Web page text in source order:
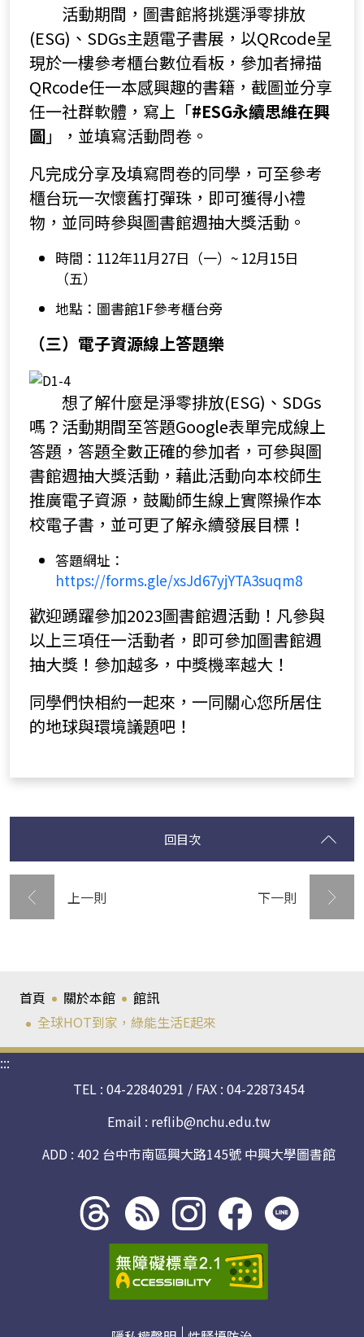
活動期間，圖書館將挑選淨零排放
(ESG)、SDGs主題電子書展，以QRcode呈
現於一樓參考櫃台數位看板，參加者掃描
QRcode任一本感興趣的書籍，截圖並分享
任一社群軟體，寫上「#ESG永續思維在興
圖」，並填寫活動問卷。
凡完成分享及填寫問卷的同學，可至參考
櫃台玩一次懷舊打彈珠，即可獲得小禮
物，並同時參與圖書館週抽大獎活動。
時間：112年11月27日（一）~ 12月15日
（五）
地點：圖書館1F參考櫃台旁
（三）電子資源線上答題樂
想了解什麼是淨零排放(ESG)、SDGs
嗎？活動期間至答題Google表單完成線上
答題，答題全數正確的參加者，可參與圖
書館週抽大獎活動，藉此活動向本校師生
推廣電子資源，鼓勵師生線上實際操作本
校電子書，並可更了解永續發展目標！
答題網址：
https://forms.gle/xsJd67yjYTA3suqm8
歡迎踴躍參加2023圖書館週活動！凡參與
以上三項任一活動者，即可參加圖書館週
抽大獎！參加越多，中獎機率越大！
同學們快相約一起來，一同關心您所居住
的地球與環境議題吧！
上一則
回目次
下一則
首頁 關於本館
館訊
全球HOT到家，綠能生活E起來
:::
TEL : 04-22840291 / FAX : 04-22873454
Email : reflib@nchu.edu.tw
ADD : 402 台中市南區興大路145號 中興大學圖書館
Threads
社群
rss社
群
instagram
社群
facebook
社群
line社
群